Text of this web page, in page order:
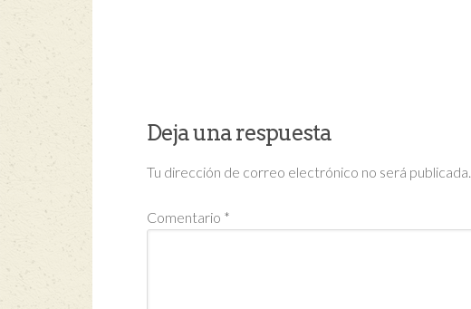
Deja una respuesta
Tu dirección de correo electrónico no será publicada.
Comentario *